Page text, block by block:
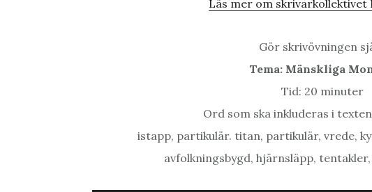
Läs mer om skrivarkollektivet
Gör skrivövningen
Tema: Mänskliga
Tid: 20 minuter
Ord som ska inkluderas i
istapp, partikulär. titan, partikulär, vrede,
avfolkningsbygd, hjärnsläpp,